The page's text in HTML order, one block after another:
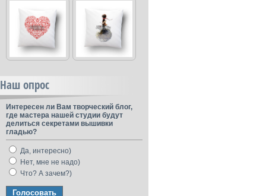
Наш опрос
Интересен ли Вам творческий блог,
где мастера нашей студии будут
делиться секретами вышивки
гладью?
Да, интересно)
Нет, мне не надо)
Что? А зачем?)